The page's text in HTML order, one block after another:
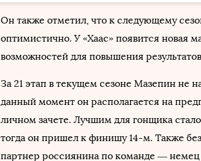
Он также отметил, что к следующему
оптимистично. У «Хаас» появится новая
возможностей для повышения
За 21 этап в текущем сезоне Мазепин не
данный момент он располагается на
личном зачете. Лучшим для гонщика
тогда он пришел к финишу 14-м. Также
партнер россиянина по команде —